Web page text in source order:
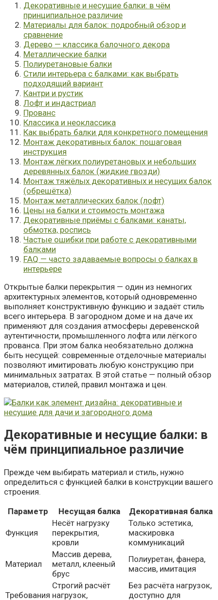
Декоративные и несущие балки: в чём
принципиальное различие
Материалы для балок: подробный обзор и
сравнение
Дерево — классика балочного декора
Металлические балки
Полиуретановые балки
Стили интерьера с балками: как выбрать
подходящий вариант
Кантри и рустик
Лофт и индастриал
Прованс
Классика и неоклассика
Как выбрать балки для конкретного помещения
Монтаж декоративных балок: пошаговая
инструкция
Монтаж лёгких полиуретановых и небольших
деревянных балок (жидкие гвозди)
Монтаж тяжёлых декоративных и несущих балок
(обрешётка)
Монтаж металлических балок (лофт)
Цены на балки и стоимость монтажа
Декоративные приёмы с балками: канаты,
обмотка, роспись
Частые ошибки при работе с декоративными
балками
FAQ — часто задаваемые вопросы о балках в
интерьере
Открытые балки перекрытия — один из немногих
архитектурных элементов, который одновременно
выполняет конструктивную функцию и задаёт стиль
всего интерьера. В загородном доме и на даче их
применяют для создания атмосферы деревенской
аутентичности, промышленного лофта или лёгкого
прованса. При этом балка необязательно должна
быть несущей: современные отделочные материалы
позволяют имитировать любую конструкцию при
минимальных затратах. В этой статье — полный обзор
материалов, стилей, правил монтажа и цен.
Декоративные и несущие балки: в
чём принципиальное различие
Прежде чем выбирать материал и стиль, нужно
определиться с функцией балки в конструкции вашего
строения.
Параметр
Несущая балка Декоративная балка
Функция
Несёт нагрузку
перекрытия,
кровли
Только эстетика,
маскировка
коммуникаций
Материал
Массив дерева,
металл, клееный
брус
Полиуретан, фанера,
массив, имитация
Требования
Строгий расчёт
нагрузок,
Без расчёта нагрузок,
доступно для